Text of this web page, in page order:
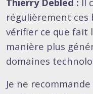
régulièrement ces
vérifier ce que fait
manière plus
domaines
Je ne